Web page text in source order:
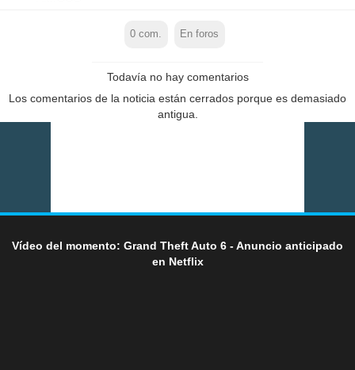
0 com. En foros
Todavía no hay comentarios
Los comentarios de la noticia están cerrados porque es demasiado
antigua.
Vídeo del momento: Grand Theft Auto 6 - Anuncio anticipado
en Netflix